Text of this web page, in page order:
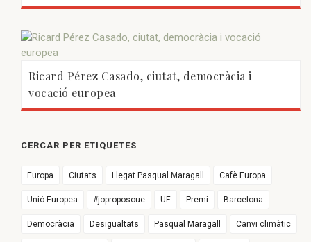
Ricard Pérez Casado, ciutat, democràcia i
vocació europea
CERCAR PER ETIQUETES
Europa Ciutats Llegat Pasqual Maragall Cafè Europa
Unió Europea #joproposoue UE Premi Barcelona
Democràcia Desigualtats Pasqual Maragall Canvi climàtic